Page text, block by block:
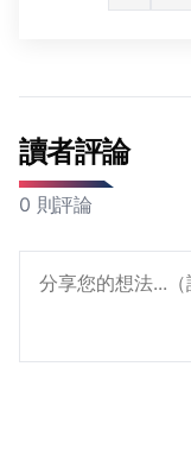
讀者評論
0 則評論